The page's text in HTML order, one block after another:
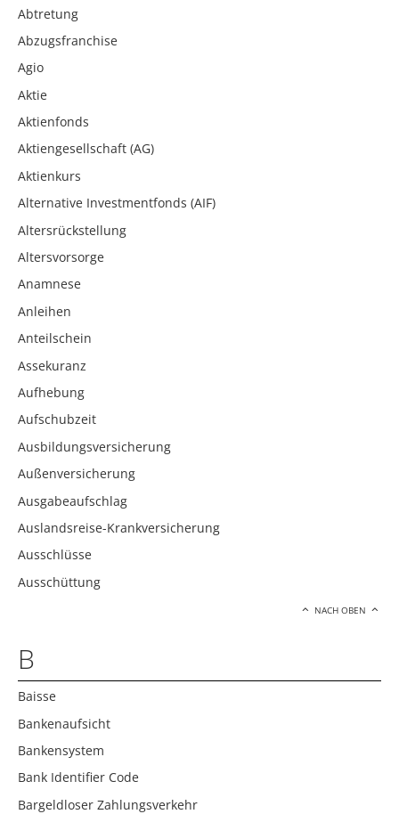
Abtretung
Abzugsfranchise
Agio
Aktie
Aktienfonds
Aktiengesellschaft (AG)
Aktienkurs
Alternative Investmentfonds (AIF)
Altersrückstellung
Altersvorsorge
Anamnese
Anleihen
Anteilschein
Assekuranz
Aufhebung
Aufschubzeit
Ausbildungsversicherung
Außenversicherung
Ausgabeaufschlag
Auslandsreise-Krankversicherung
Ausschlüsse
Ausschüttung
NACH OBEN
B
Baisse
Bankenaufsicht
Bankensystem
Bank Identifier Code
Bargeldloser Zahlungsverkehr